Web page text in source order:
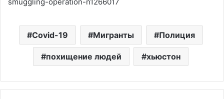
Covid-19 Мигранты Полиция
похищение людей хьюстон